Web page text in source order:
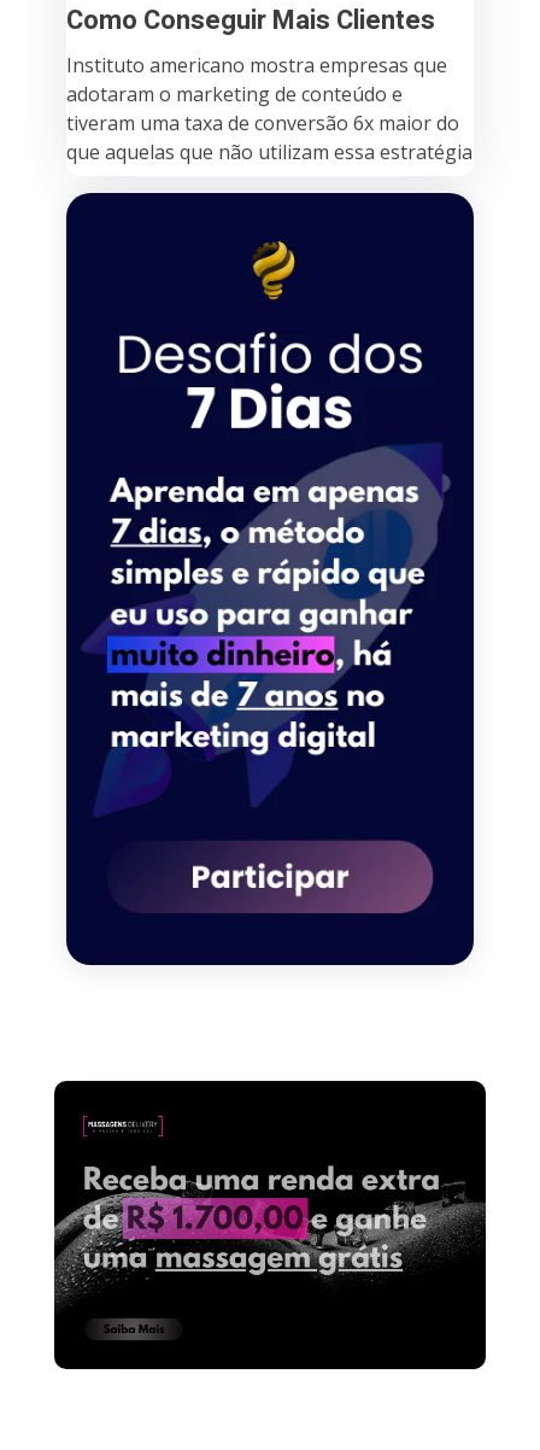
Como Conseguir Mais Clientes
Instituto americano mostra empresas que
adotaram o marketing de conteúdo e
tiveram uma taxa de conversão 6x maior do
que aquelas que não utilizam essa estratégia